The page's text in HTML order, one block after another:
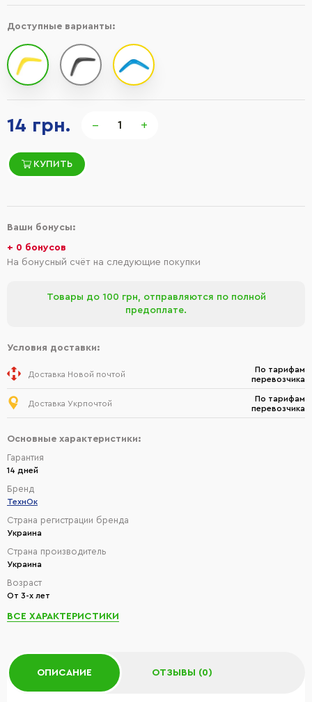
Доступные варианты:
14 грн. − +
КУПИТЬ
Ваши бонусы:
+ 0 бонусов
На бонусный счёт на следующие покупки
Товары до 100 грн, отправляются по полной
предоплате.
Условия доставки:
Доставка Новой почтой
По тарифам
перевозчика
Доставка Укрпочтой
По тарифам
перевозчика
Основные характеристики:
Гарантия
14 дней
Бренд
ТехнОк
Страна регистрации бренда
Украина
Страна производитель
Украина
Возраст
От 3-х лет
ВСЕ ХАРАКТЕРИСТИКИ
ОПИСАНИЕ ОТЗЫВЫ (0)